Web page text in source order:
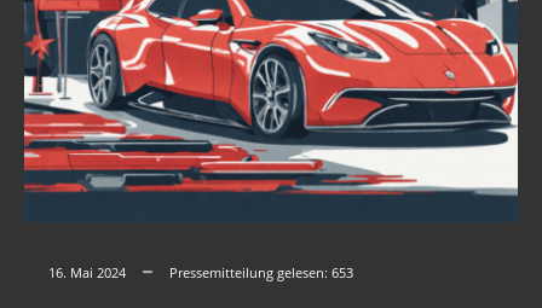
16. Mai 2024 Pressemitteilung gelesen: 653